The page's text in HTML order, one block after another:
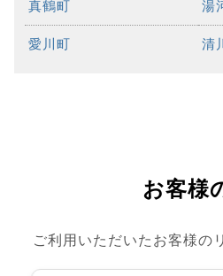
真鶴町 湯
愛川町 清
お客様
ご利用いただいたお客様の